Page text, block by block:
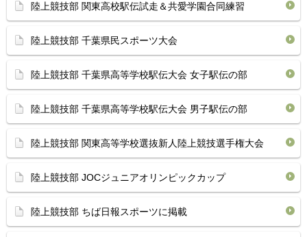
陸上競技部 関東高校駅伝試走＆共愛学園合同練習
陸上競技部 千葉県民スポーツ大会
陸上競技部 千葉県高等学校駅伝大会 女子駅伝の部
陸上競技部 千葉県高等学校駅伝大会 男子駅伝の部
陸上競技部 関東高等学校選抜新人陸上競技選手権大会
陸上競技部 JOCジュニアオリンピックカップ
陸上競技部 ちば日報スポーツに掲載